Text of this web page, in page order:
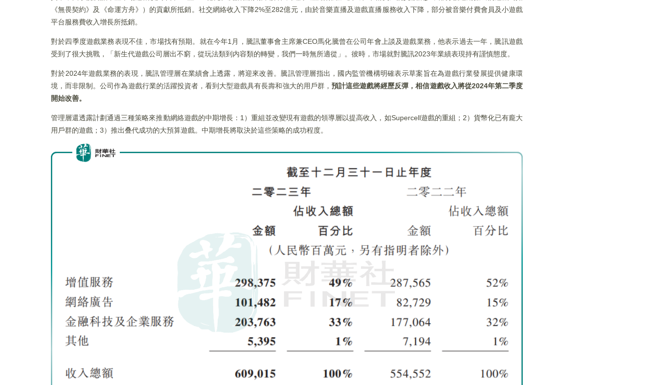
《無畏契約》及《命運方舟》）的貢獻所抵銷。社交網絡收入下降2%至282億元，由於音樂直播及遊戲直播服務收入下降，部分被音樂付費會員及小遊戲
平台服務費收入增長所抵銷。
對於四季度遊戲業務表現不佳，市場找有預期。就在今年1月，騰訊董事會主席兼CEO馬化騰曾在公司年會上談及遊戲業務，他表示過去一年，騰訊遊戲
受到了很大挑戰，「新生代遊戲公司層出不窮，從玩法類到内容類的轉變，我們一時無所適從」。彼時，市場就對騰訊2023年業績表現持有謹慎態度。
對於2024年遊戲業務的表現，騰訊管理層在業績會上透露，將迎來改善。騰訊管理層指出，國内監管機構明確表示草案旨在為遊戲行業發展提供健康環
境，而非限制。公司作為遊戲行業的活躍投資者，看到大型遊戲具有長壽和強大的用戶群， 預計這些遊戲將經歷反彈，相信遊戲收入將從2024年第二季度
開始改善。
管理層還透露計劃通過三種策略來推動網絡遊戲的中期增長：1）重組並改變現有遊戲的領導層以提高收入，如Supercell遊戲的重組；2）貨幣化已有龐大
用戶群的遊戲；3）推出叠代成功的大預算遊戲。中期增長將取決於這些策略的成功程度。